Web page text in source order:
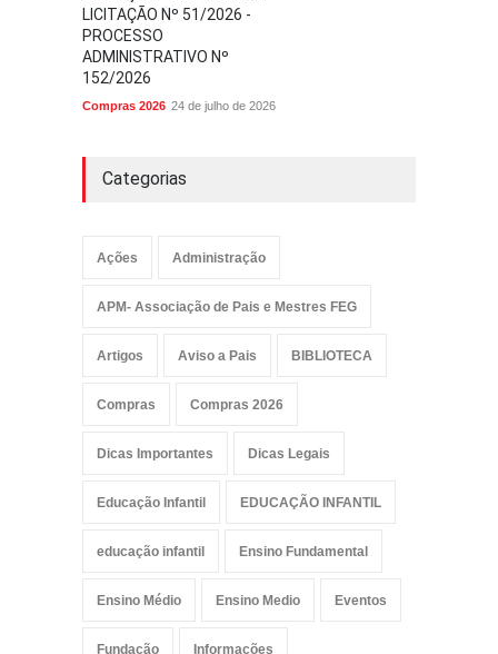
LICITAÇÃO Nº 51/2026 -
PROCESSO
ADMINISTRATIVO Nº
152/2026
Compras 2026 24 de julho de 2026
Categorias
Ações Administração
APM- Associação de Pais e Mestres FEG
Artigos Aviso a Pais BIBLIOTECA
Compras Compras 2026
Dicas Importantes Dicas Legais
Educação Infantil EDUCAÇÃO INFANTIL
educação infantil Ensino Fundamental
Ensino Médio Ensino Medio Eventos
Fundação Informações